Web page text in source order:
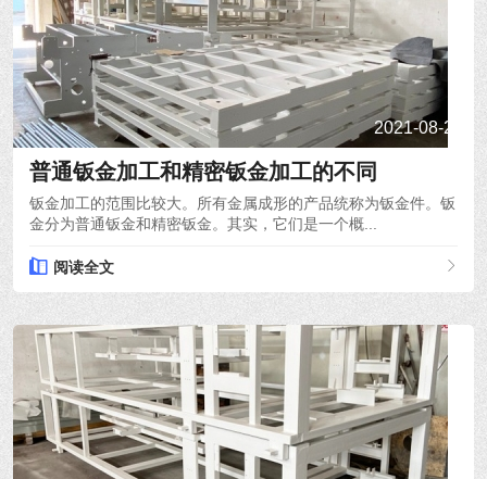
2021-08-24
普通钣金加工和精密钣金加工的不同
钣金加工的范围比较大。所有金属成形的产品统称为钣金件。钣
金分为普通钣金和精密钣金。其实，它们是一个概...
阅读全文